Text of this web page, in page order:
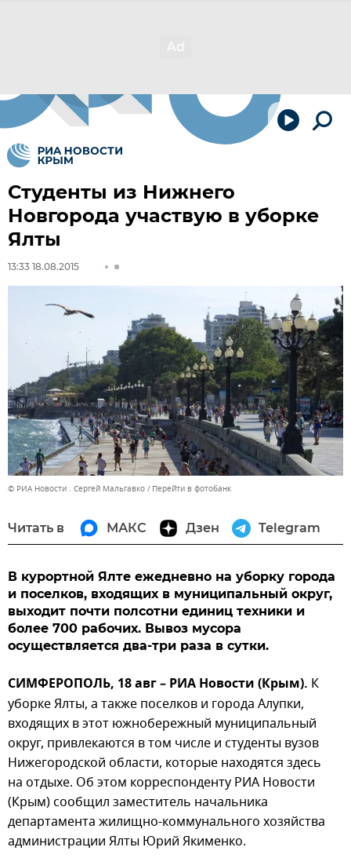
Студенты из Нижнего
Новгорода участвую в уборке
Ялты
13:33 18.08.2015
© РИА Новости . Сергей Мальгавко Перейти в фотобанк
Читать в МАКС Дзен Telegram
В курортной Ялте ежедневно на уборку города
и поселков, входящих в муниципальный округ,
выходит почти полсотни единиц техники и
более 700 рабочих. Вывоз мусора
осуществляется два-три раза в сутки.
СИМФЕРОПОЛЬ, 18 авг – РИА Новости (Крым). К
уборке Ялты, а также поселков и города Алупки,
входящих в этот южнобережный муниципальный
округ, привлекаются в том числе и студенты вузов
Нижегородской области, которые находятся здесь
на отдыхе. Об этом корреспонденту РИА Новости
(Крым) сообщил заместитель начальника
департамента жилищно-коммунального хозяйства
администрации Ялты Юрий Якименко.